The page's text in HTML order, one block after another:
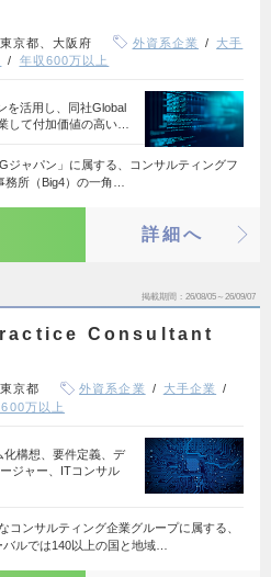
東京都、大阪府 外資系企業
大手
年収600万以上
を活用し、同社Global
して付加価値の高い…
ジャパン」に属する、コンサルティングフ
務所（Big4）の一角…
詳細へ
掲載期間 26/08/05～26/09/07
Consultant
東京都 外資系企業
大手企業
万以上
構想、要件定義、デ
ジャー、ITコンサル
コンサルティング企業グループに属する、
ルでは140以上の国と地域…